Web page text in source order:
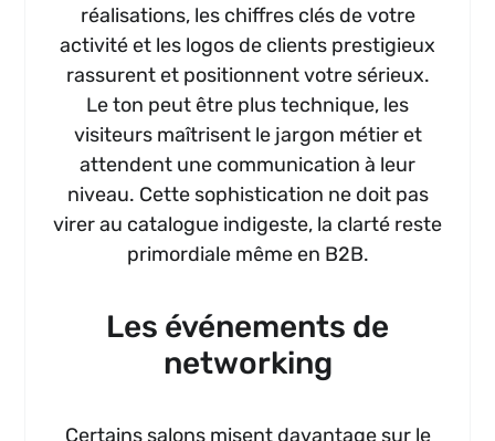
réalisations, les chiffres clés de votre
activité et les logos de clients prestigieux
rassurent et positionnent votre sérieux.
Le ton peut être plus technique, les
visiteurs maîtrisent le jargon métier et
attendent une communication à leur
niveau. Cette sophistication ne doit pas
virer au catalogue indigeste, la clarté reste
primordiale même en B2B.
Les événements de
networking
Certains salons misent davantage sur le